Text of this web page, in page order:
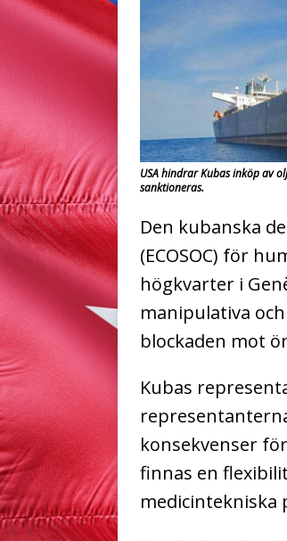
USA hindrar Kubas inköp av
sanktioneras.
Den kubanska
(ECOSOC) för
högkvarter i
manipulativa
blockaden mot
Kubas
konsekvenser
finnas en
medicintekniska